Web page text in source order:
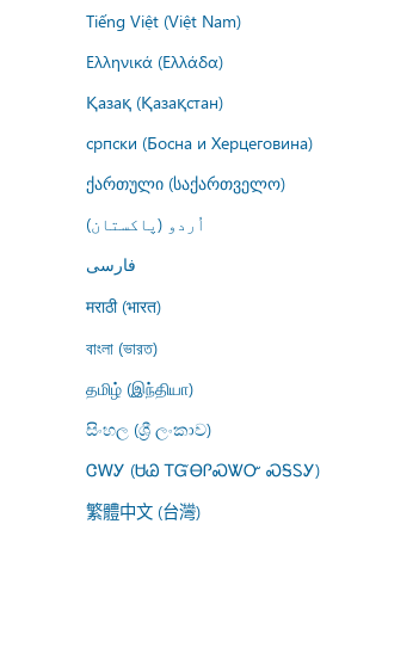
Tiếng Việt (Việt Nam)
Ελληνικά (Ελλάδα)
Қазақ (Қазақстан)
српски (Босна и Херцеговина)
ქართული (საქართველო)
اُردو (پاکستان)
فارسى
मराठी (भारत)
বাংলা (ভারত)
தமிழ் (இந்தியா)
සිංහල (ශ්‍රී ලංකාව)
ᏣᎳᎩ (ᏌᏊ ᎢᏳᎾᎵᏍᏔᏅ ᏍᎦᏚᎩ)
繁體中文 (台灣)